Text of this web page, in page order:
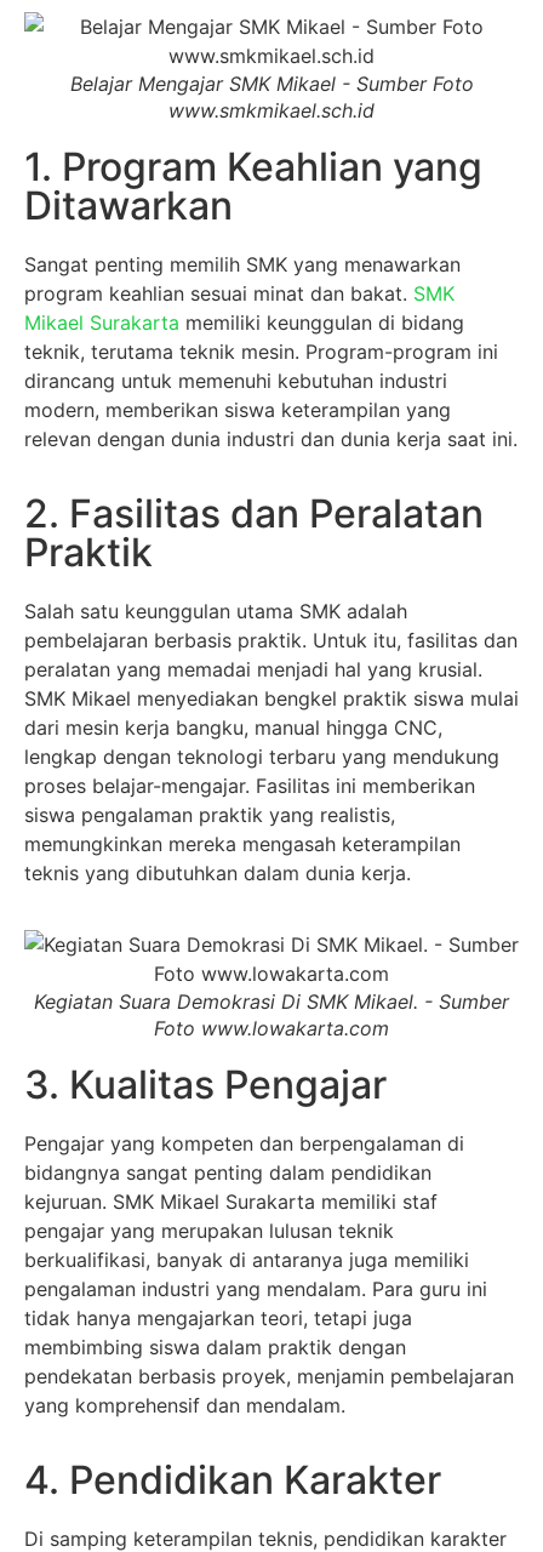
Belajar Mengajar SMK Mikael - Sumber Foto
www.smkmikael.sch.id
1. Program Keahlian yang
Ditawarkan
Sangat penting memilih SMK yang menawarkan
program keahlian sesuai minat dan bakat. SMK
Mikael Surakarta memiliki keunggulan di bidang
teknik, terutama teknik mesin. Program-program ini
dirancang untuk memenuhi kebutuhan industri
modern, memberikan siswa keterampilan yang
relevan dengan dunia industri dan dunia kerja saat ini.
2. Fasilitas dan Peralatan
Praktik
Salah satu keunggulan utama SMK adalah
pembelajaran berbasis praktik. Untuk itu, fasilitas dan
peralatan yang memadai menjadi hal yang krusial.
SMK Mikael menyediakan bengkel praktik siswa mulai
dari mesin kerja bangku, manual hingga CNC,
lengkap dengan teknologi terbaru yang mendukung
proses belajar-mengajar. Fasilitas ini memberikan
siswa pengalaman praktik yang realistis,
memungkinkan mereka mengasah keterampilan
teknis yang dibutuhkan dalam dunia kerja.
Kegiatan Suara Demokrasi Di SMK Mikael. - Sumber
Foto www.lowakarta.com
3. Kualitas Pengajar
Pengajar yang kompeten dan berpengalaman di
bidangnya sangat penting dalam pendidikan
kejuruan. SMK Mikael Surakarta memiliki staf
pengajar yang merupakan lulusan teknik
berkualifikasi, banyak di antaranya juga memiliki
pengalaman industri yang mendalam. Para guru ini
tidak hanya mengajarkan teori, tetapi juga
membimbing siswa dalam praktik dengan
pendekatan berbasis proyek, menjamin pembelajaran
yang komprehensif dan mendalam.
4. Pendidikan Karakter
Di samping keterampilan teknis, pendidikan karakter